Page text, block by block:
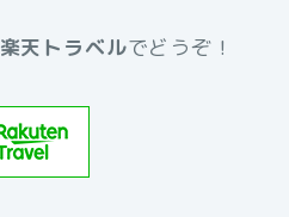
楽天トラベルでどうぞ！